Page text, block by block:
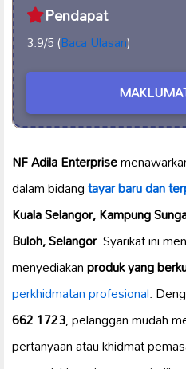
Pendapat
3.9/5 (Baca Ulasan)
NF Adila Enterprise
dalam bidangtayar baru dan
Kuala Selangor, Kampung
Buloh, Selangor. Syarikat ini
menyediakanproduk yang
perkhidmatan profesional.
662 1723, pelanggan mudah
pertanyaan atau khidmat